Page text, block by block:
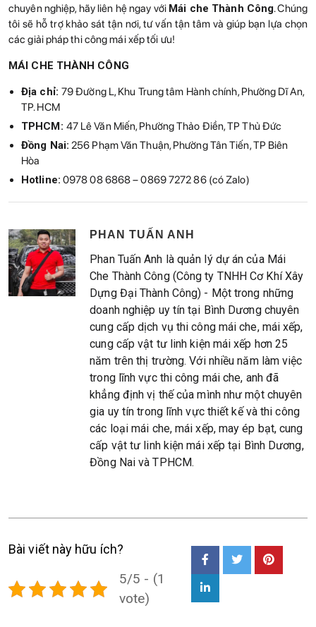
chuyên nghiệp, hãy liên hệ ngay với Mái che Thành Công. Chúng
tôi sẽ hỗ trợ khảo sát tận nơi, tư vấn tận tâm và giúp bạn lựa chọn
các giải pháp thi công mái xếp tối ưu!
MÁI CHE THÀNH CÔNG
Địa chỉ: 79 Đường L, Khu Trung tâm Hành chính, Phường Dĩ An,
TP. HCM
TPHCM: 47 Lê Văn Miến, Phường Thảo Điền, TP Thủ Đức
Đồng Nai: 256 Phạm Văn Thuận, Phường Tân Tiến, TP Biên
Hòa
Hotline: 0978 08 6868 – 0869 7272 86 (có Zalo)
PHAN TUẤN ANH
Phan Tuấn Anh là quản lý dự án của Mái
Che Thành Công (Công ty TNHH Cơ Khí Xây
Dựng Đại Thành Công) - Một trong những
doanh nghiệp uy tín tại Bình Dương chuyên
cung cấp dịch vụ thi công mái che, mái xếp,
cung cấp vật tư linh kiện mái xếp hơn 25
năm trên thị trường. Với nhiều năm làm việc
trong lĩnh vực thi công mái che, anh đã
khẳng định vị thế của mình như một chuyên
gia uy tín trong lĩnh vực thiết kế và thi công
các loại mái che, mái xếp, may ép bạt, cung
cấp vật tư linh kiện mái xếp tại Bình Dương,
Đồng Nai và TPHCM.
Bài viết này hữu ích?
5/5 - (1
vote)